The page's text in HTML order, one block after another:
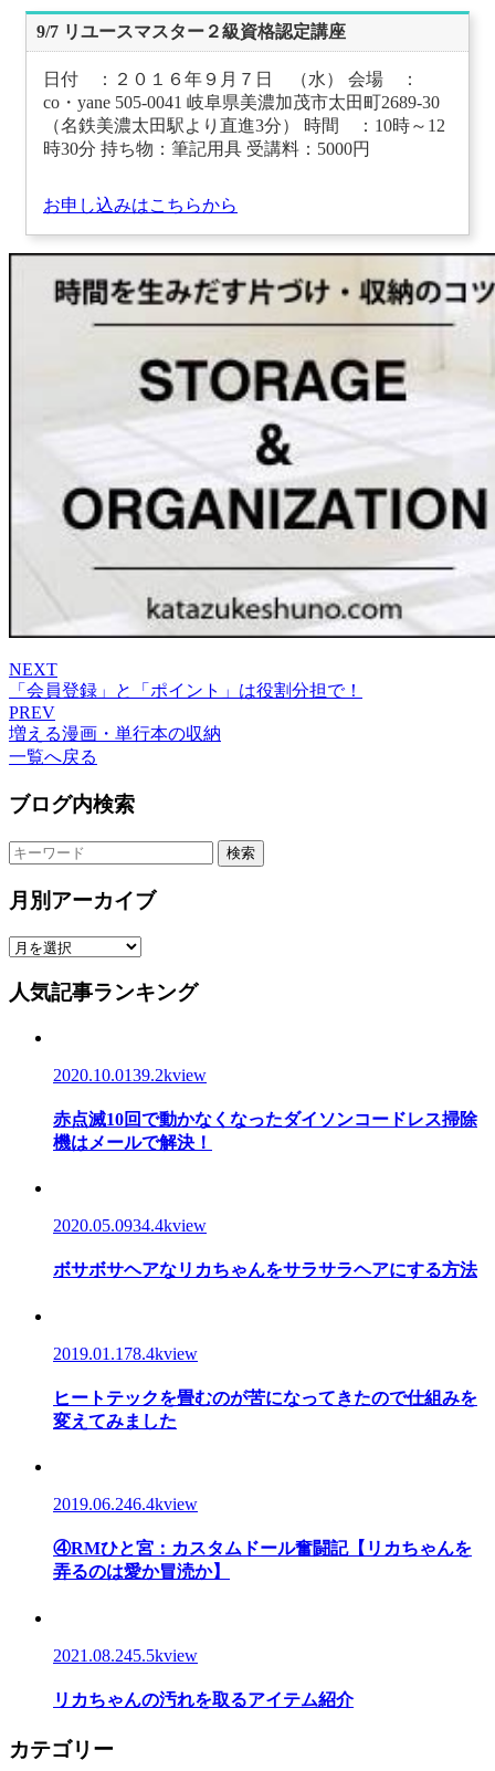
9/7 リユースマスター２級資格認定講座
日付 ：２０１６年９月７日 （水） 会場 ：
co・yane 505-0041 岐阜県美濃加茂市太田町2689-30
（名鉄美濃太田駅より直進3分） 時間 ：10時～12
時30分 持ち物：筆記用具 受講料：5000円
お申し込みはこちらから
NEXT
「会員登録」と「ポイント」は役割分担で！
PREV
増える漫画・単行本の収納
一覧へ戻る
ブログ内検索
検索
月別アーカイブ
人気記事ランキング
2020.10.0139.2kview
赤点滅10回で動かなくなったダイソンコードレス掃除
機はメールで解決！
2020.05.0934.4kview
ボサボサヘアなリカちゃんをサラサラヘアにする方法
2019.01.178.4kview
ヒートテックを畳むのが苦になってきたので仕組みを
変えてみました
2019.06.246.4kview
④RMひと宮：カスタムドール奮闘記【リカちゃんを
弄るのは愛か冒涜か】
2021.08.245.5kview
リカちゃんの汚れを取るアイテム紹介
カテゴリー